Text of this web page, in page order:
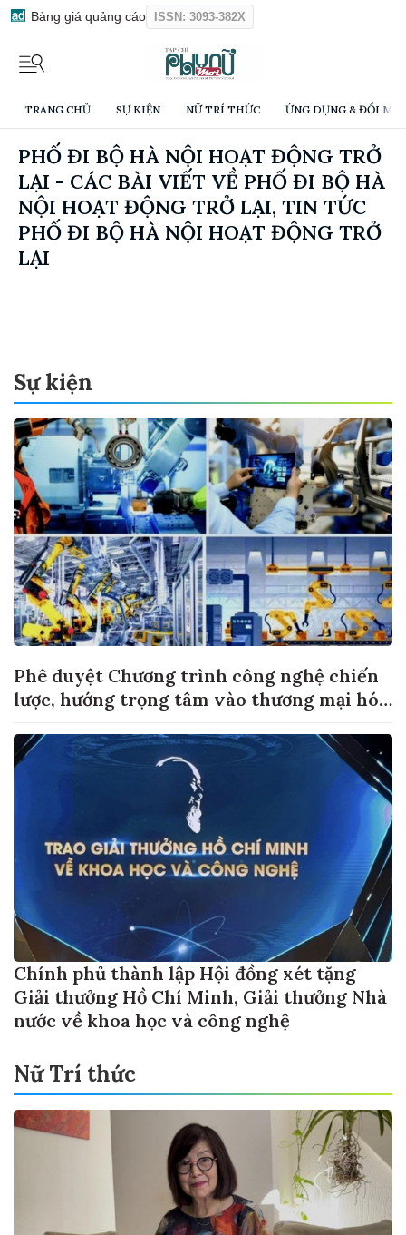
Bảng giá quảng cáo ISSN: 3093-382X
TRANG CHỦ SỰ KIỆN NỮ TRÍ THỨC ỨNG DỤNG & ĐỔI
PHỐ ĐI BỘ HÀ NỘI HOẠT ĐỘNG TRỞ
LẠI - CÁC BÀI VIẾT VỀ PHỐ ĐI BỘ HÀ
NỘI HOẠT ĐỘNG TRỞ LẠI, TIN TỨC
PHỐ ĐI BỘ HÀ NỘI HOẠT ĐỘNG TRỞ
LẠI
Sự kiện
Phê duyệt Chương trình công nghệ chiến
lược, hướng trọng tâm vào thương mại hóa
Chính phủ thành lập Hội đồng xét tặng
Giải thưởng Hồ Chí Minh, Giải thưởng Nhà
nước về khoa học và công nghệ
Nữ Trí thức